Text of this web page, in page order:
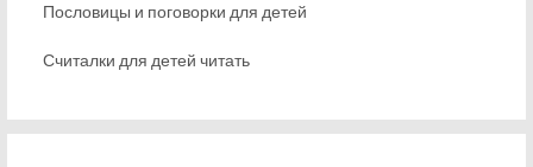
Пословицы и поговорки для детей
Считалки для детей читать